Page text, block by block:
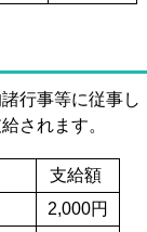
行事等に従事し
されます。
支給額
2,000円